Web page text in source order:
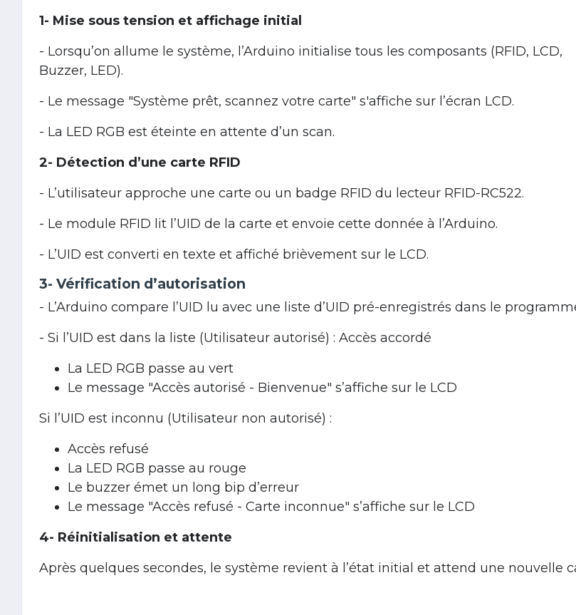
1- Mise sous tension et affichage initial
- Lorsqu’on allume le système, l’Arduino initialise tous les composants (RFID, LCD,
Buzzer, LED).
- Le message "Système prêt, scannez votre carte" s'affiche sur l’écran LCD.
- La LED RGB est éteinte en attente d’un scan.
2- Détection d’une carte RFID
- L’utilisateur approche une carte ou un badge RFID du lecteur RFID-RC522.
- Le module RFID lit l’UID de la carte et envoie cette donnée à l’Arduino.
- L’UID est converti en texte et affiché brièvement sur le LCD.
3- Vérification d’autorisation
- L’Arduino compare l’UID lu avec une liste d’UID pré-enregistrés dans le
- Si l’UID est dans la liste (Utilisateur autorisé) : Accès accordé
La LED RGB passe au vert
Le message "Accès autorisé - Bienvenue" s’affiche sur le LCD
Si l’UID est inconnu (Utilisateur non autorisé) :
Accès refusé
La LED RGB passe au rouge
Le buzzer émet un long bip d’erreur
Le message "Accès refusé - Carte inconnue" s’affiche sur le LCD
4- Réinitialisation et attente
Après quelques secondes, le système revient à l’état initial et attend une nouvelle